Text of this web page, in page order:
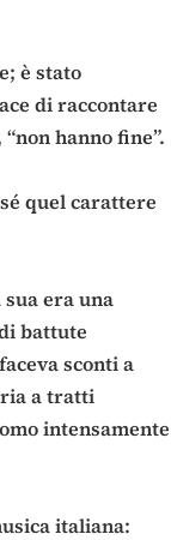
è stato
di raccontare
hanno fine”.
quel carattere
era una
battute
sconti a
a tratti
intensamente
italiana: